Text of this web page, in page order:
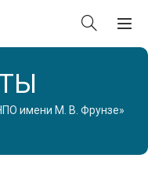
имени М. В. Фрунзе»